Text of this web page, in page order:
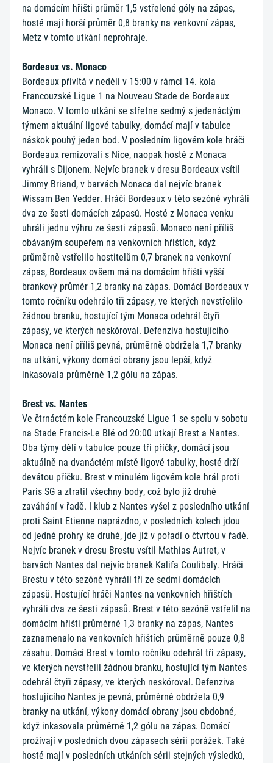
na domácím hřišti průměr 1,5 vstřelené góly na zápas,
hosté mají horší průměr 0,8 branky na venkovní zápas,
Metz v tomto utkání neprohraje.
Bordeaux vs. Monaco
Bordeaux přivítá v neděli v 15:00 v rámci 14. kola
Francouzské Ligue 1 na Nouveau Stade de Bordeaux
Monaco. V tomto utkání se střetne sedmý s jedenáctým
týmem aktuální ligové tabulky, domácí mají v tabulce
náskok pouhý jeden bod. V posledním ligovém kole hráči
Bordeaux remizovali s Nice, naopak hosté z Monaca
vyhráli s Dijonem. Nejvíc branek v dresu Bordeaux vsítil
Jimmy Briand, v barvách Monaca dal nejvíc branek
Wissam Ben Yedder. Hráči Bordeaux v této sezóně vyhráli
dva ze šesti domácích zápasů. Hosté z Monaca venku
uhráli jednu výhru ze šesti zápasů. Monaco není příliš
obávaným soupeřem na venkovních hřištích, když
průměrně vstřelilo hostitelům 0,7 branek na venkovní
zápas, Bordeaux ovšem má na domácím hřišti vyšší
brankový průměr 1,2 branky na zápas. Domácí Bordeaux v
tomto ročníku odehrálo tři zápasy, ve kterých nevstřelilo
žádnou branku, hostující tým Monaca odehrál čtyři
zápasy, ve kterých neskóroval. Defenziva hostujícího
Monaca není příliš pevná, průměrně obdržela 1,7 branky
na utkání, výkony domácí obrany jsou lepší, když
inkasovala průměrně 1,2 gólu na zápas.
Brest vs. Nantes
Ve čtrnáctém kole Francouzské Ligue 1 se spolu v sobotu
na Stade Francis-Le Blé od 20:00 utkají Brest a Nantes.
Oba týmy dělí v tabulce pouze tři příčky, domácí jsou
aktuálně na dvanáctém místě ligové tabulky, hosté drží
devátou příčku. Brest v minulém ligovém kole hrál proti
Paris SG a ztratil všechny body, což bylo již druhé
zaváhání v řadě. I klub z Nantes vyšel z posledního utkání
proti Saint Etienne naprázdno, v posledních kolech jdou
od jedné prohry ke druhé, jde již v pořadí o čtvrtou v řadě.
Nejvíc branek v dresu Brestu vsítil Mathias Autret, v
barvách Nantes dal nejvíc branek Kalifa Coulibaly. Hráči
Brestu v této sezóně vyhráli tři ze sedmi domácích
zápasů. Hostující hráči Nantes na venkovních hřištích
vyhráli dva ze šesti zápasů. Brest v této sezóně vstřelil na
domácím hřišti průměrně 1,3 branky na zápas, Nantes
zaznamenalo na venkovních hřištích průměrně pouze 0,8
zásahu. Domácí Brest v tomto ročníku odehrál tři zápasy,
ve kterých nevstřelil žádnou branku, hostující tým Nantes
odehrál čtyři zápasy, ve kterých neskóroval. Defenziva
hostujícího Nantes je pevná, průměrně obdržela 0,9
branky na utkání, výkony domácí obrany jsou obdobné,
když inkasovala průměrně 1,2 gólu na zápas. Domácí
prožívají v posledních dvou zápasech sérii porážek. Také
hosté mají v posledních utkáních sérii stejných výsledků,